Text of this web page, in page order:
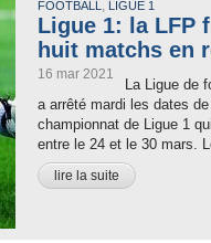
FOOTBALL , LIGUE 1
Ligue 1: la LFP
huit matchs en
16 mar 2021
La Ligue de
a arrêté mardi les dates
championnat de Ligue 1
entre le 24 et le 30 mars.
lire la suite